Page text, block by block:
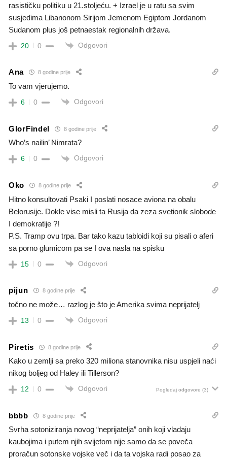
rasističku politiku u 21.stoljeću. + Izrael je u ratu sa svim
susjedima Libanonom Sirijom Jemenom Egiptom Jordanom
Sudanom plus još petnaestak regionalnih država.
20 0 Odgovori
Ana 8 godine prije
To vam vjerujemo.
6 0 Odgovori
GlorFindel 8 godine prije
Who’s nailin’ Nimrata?
6 0 Odgovori
Oko 8 godine prije
Hitno konsultovati Psaki I poslati nosace aviona na obalu
Belorusije. Dokle vise misli ta Rusija da zeza svetionik slobode
I demokratije ?!
P.S. Tramp ovu trpa. Bar tako kazu tabloidi koji su pisali o aferi
sa porno glumicom pa se I ova nasla na spisku
15 0 Odgovori
pijun 8 godine prije
točno ne može… razlog je što je Amerika svima neprijatelj
13 0 Odgovori
Piretis 8 godine prije
Kako u zemlji sa preko 320 miliona stanovnika nisu uspjeli naći
nikog boljeg od Haley ili Tillerson?
12 0 Odgovori Pogledaj odgovore (3)
bbbb 8 godine prije
Svrha sotoniziranja novog “neprijatelja” onih koji vladaju
kaubojima i putem njih svijetom nije samo da se poveča
proračun sotonske vojske več i da ta vojska radi posao za